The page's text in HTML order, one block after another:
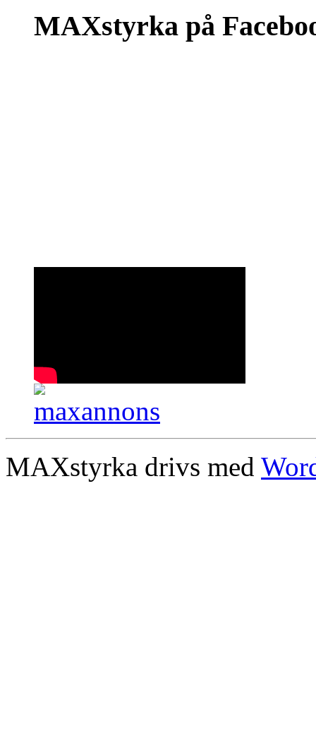
MAXstyrka på
MAXstyrka drivs med